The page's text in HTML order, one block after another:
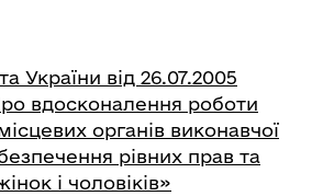
України від 26.07.2005
вдосконалення роботи
органів виконавчої
рівних прав та
і чоловіків»